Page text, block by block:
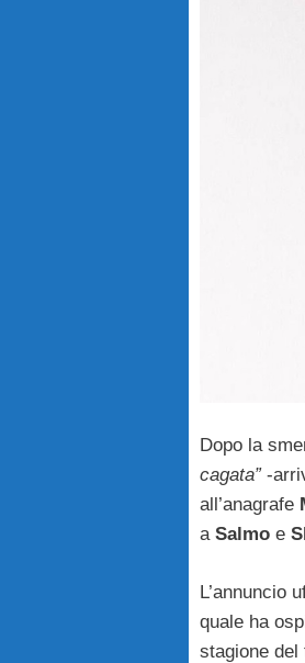
Dopo la
cagata”-
all’anagrafe
a Salmo e
L’annuncio
quale ha
stagione del